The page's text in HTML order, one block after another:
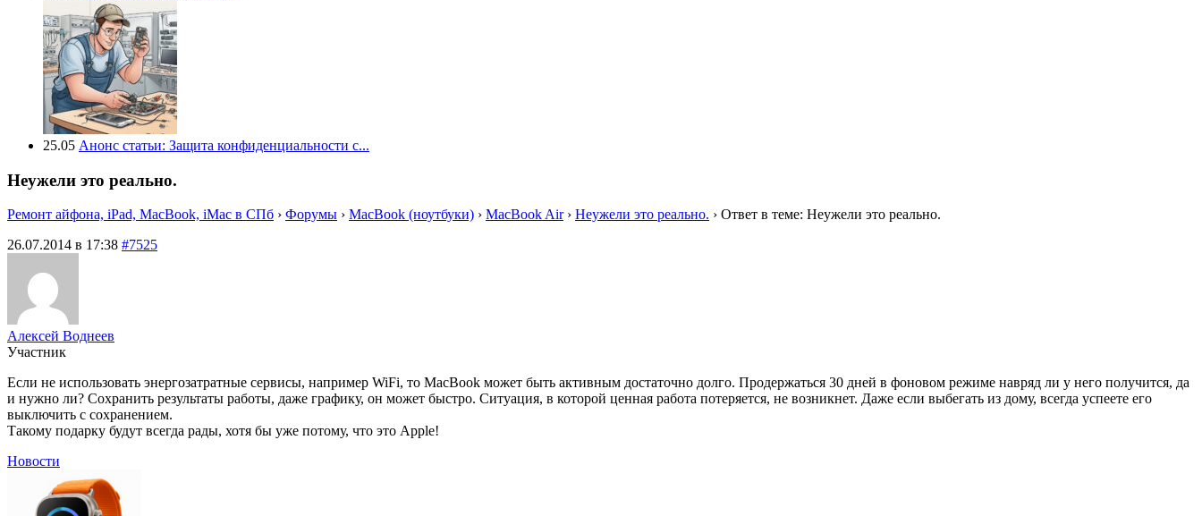
25.05 Анонс статьи: Защита конфиденциальности с...
Неужели это реально.
Ремонт айфона, iPad, MacBook, iMac в СПб › Форумы › MacBook (ноутбуки) › MacBook Air › Неужели это реально. › Ответ в теме: Неужели это реально.
26.07.2014 в 17:38 #7525
Алексей Воднеев
Участник
Если не использовать энергозатратные сервисы, например WiFi, то MacBook может быть активным достаточно долго. Продержаться 30 дней в фоновом режиме навряд ли у него получится, да
и нужно ли? Сохранить результаты работы, даже графику, он может быстро. Ситуация, в которой ценная работа потеряется, не возникнет. Даже если выбегать из дому, всегда успеете его
выключить с сохранением.
Такому подарку будут всегда рады, хотя бы уже потому, что это Apple!
Новости